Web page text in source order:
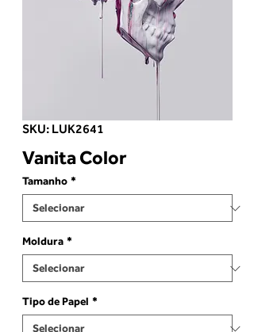
SKU: LUK2641
Vanita Color
Tamanho *
Moldura *
Tipo de Papel *